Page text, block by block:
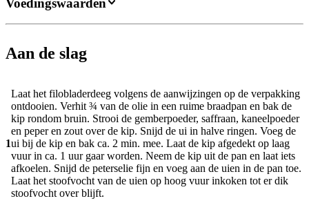
Aan de slag
1
Laat het filobladerdeeg volgens de aanwijzingen op de verpakking
ontdooien. Verhit ¾ van de olie in een ruime braadpan en bak de
kip rondom bruin. Strooi de gemberpoeder, saffraan, kaneelpoeder
en peper en zout over de kip. Snijd de ui in halve ringen. Voeg de
ui bij de kip en bak ca. 2 min. mee. Laat de kip afgedekt op laag
vuur in ca. 1 uur gaar worden. Neem de kip uit de pan en laat iets
afkoelen. Snijd de peterselie fijn en voeg aan de uien in de pan toe.
Laat het stoofvocht van de uien op hoog vuur inkoken tot er dik
stoofvocht over blijft.